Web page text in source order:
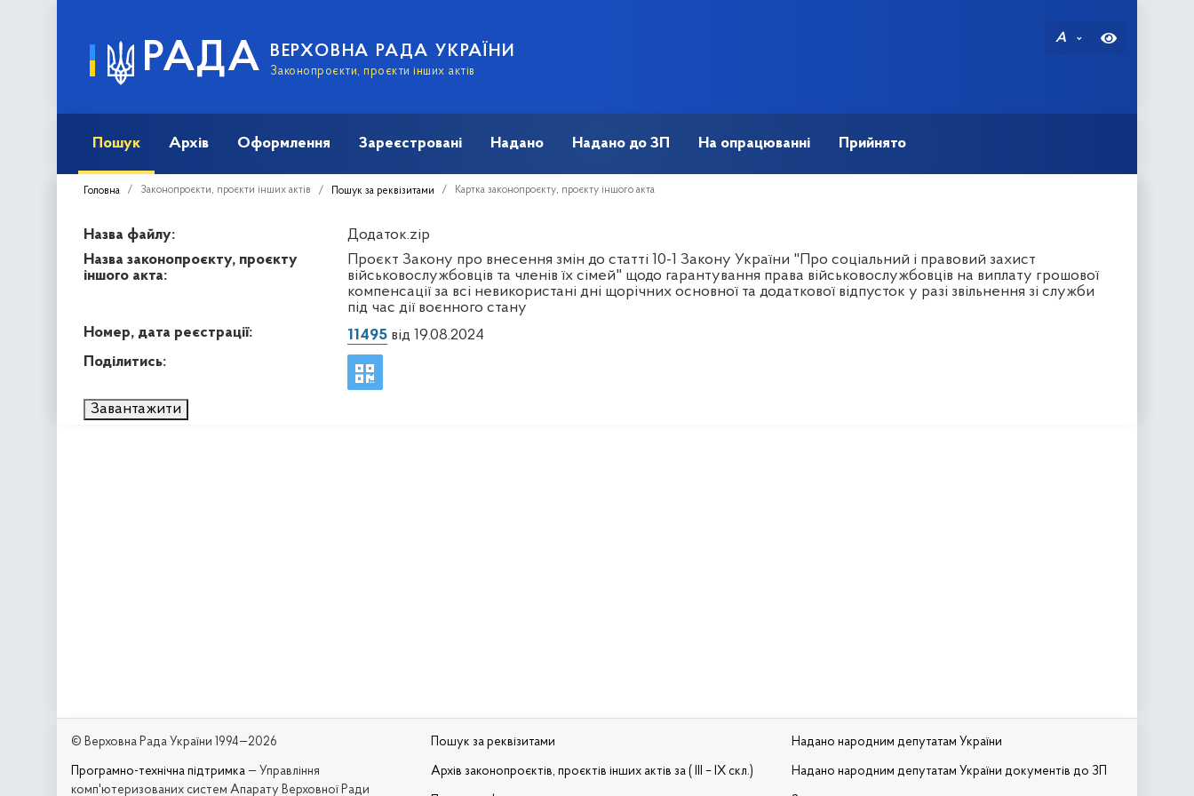
РАДА ВЕРХОВНА РАДА УКРАЇНИ
Законопроєкти, проєкти інших актів
A
Пошук Архів Оформлення Зареєстровані Надано Надано до ЗП На опрацюванні Прийнято
Головна Законопроєкти, проєкти інших актів Пошук за реквізитами Картка законопроєкту, проєкту іншого акта
Назва файлу:
Додаток.zip
Назва законопроєкту, проєкту
іншого акта:
Проєкт Закону про внесення змін до статті 10-1 Закону України "Про соціальний і правовий захист
військовослужбовців та членів їх сімей" щодо гарантування права військовослужбовців на виплату грошової
компенсації за всі невикористані дні щорічних основної та додаткової відпусток у разі звільнення зі служби
під час дії воєнного стану
Номер, дата реєстрації:
11495від 19.08.2024
Поділитись:
Завантажити
© Верховна Рада України 1994—2026
Програмно-технічна підтримка — Управління
комп'ютеризованих систем Апарату Верховної Ради
Пошук за реквізитами
Архів законопроєктів, проєктів інших актів за ( III – IX скл.)
Надано народним депутатам України
Надано народним депутатам України документів до ЗП